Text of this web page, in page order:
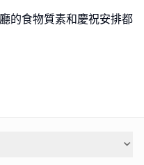
的食物質素和慶祝安排都